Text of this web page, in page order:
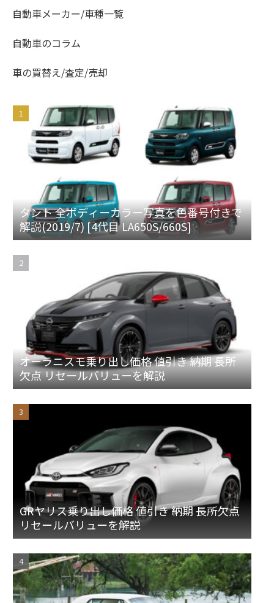
自動車メーカー/車種一覧
自動車のコラム
車の買替え/査定/売却
タント 全ボディーカラー写真を色番号付きで
解説(2019/7) [4代目 LA650S/660S]
オーラニスモ乗り出し価格 値引き 納期 長所
欠点 リセールバリューを解説
GRヤリス乗り出し価格 値引き 納期 長所欠点
リセールバリューを解説